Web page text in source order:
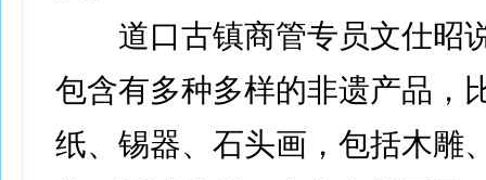
道口古镇商管专员文仕昭
包含有多种多样的非遗产品，
纸、锡器、石头画，包括木雕